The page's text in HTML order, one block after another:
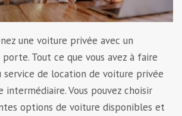
une voiture privée avec un
Tout ce que vous avez à faire
de location de voiture privée
Vous pouvez choisir
options de voiture disponibles et